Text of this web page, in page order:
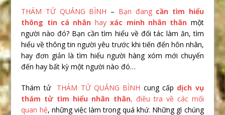
THÁM TỬ QUẢNG BÌNH – Bạn đangcần tìm hiểu
thông tin cá nhân hayxác minh nhân thân một
người nào đó? Bạn cần tìm hiểu về đối tác làm ăn, tìm
hiểu về thông tin người yêu trước khi tiến đến hôn nhân,
hay đơn giản là tìm hiểu người hàng xóm mới chuyển
đến hay bất kỳ một người nào đó…
Thám tử THÁM TỬ QUẢNG BÌNH cung cấp dịch vụ
thám tử tìm hiểu nhân thân, điều tra về các mối
quan hệ, những việc làm trong quá khứ. Những gì chúng